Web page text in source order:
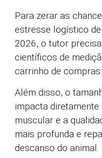
Para zerar as
estresse logístico
2026, o tutor
científicos de
carrinho de compras.
Além disso, o
impacta
muscular e a
mais profunda e
descanso do animal.